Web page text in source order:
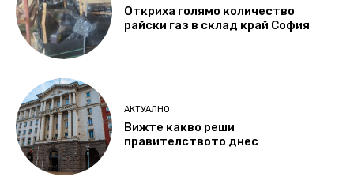
Откриха голямо количество
райски газ в склад край София
АКТУАЛНО
Вижте какво реши
правителството днес